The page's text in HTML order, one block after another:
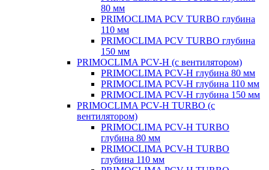
80 мм
PRIMOCLIMA PCV TURBO глубина
110 мм
PRIMOCLIMA PCV TURBO глубина
150 мм
PRIMOCLIMA PCV-H (c вентилятором)
PRIMOCLIMA PCV-H глубина 80 мм
PRIMOCLIMA PCV-H глубина 110 мм
PRIMOCLIMA PCV-H глубина 150 мм
PRIMOCLIMA PCV-H TURBO (c
вентилятором)
PRIMOCLIMA PCV-H TURBO
глубина 80 мм
PRIMOCLIMA PCV-H TURBO
глубина 110 мм